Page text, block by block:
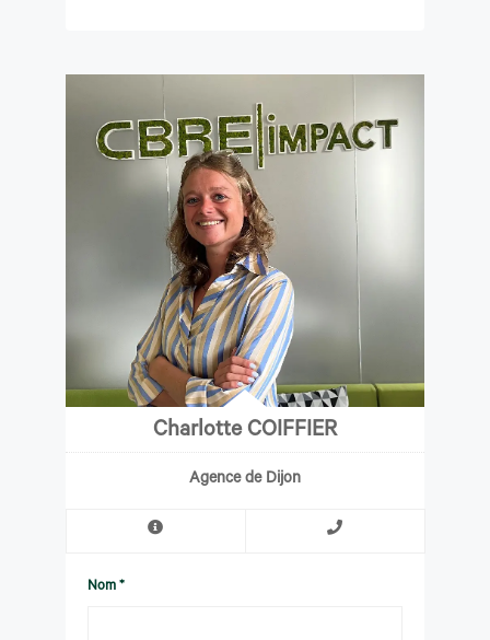
Charlotte COIFFIER
Agence de Dijon
Nom *